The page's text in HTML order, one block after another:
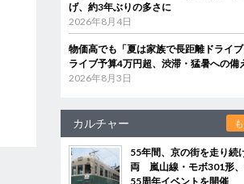
げ、約3年ぶりの多さに
2026年8月4日
物価高でも「夏は家族で長距離ドライ
ライブ予算4万円超、渋滞・猛暑への備
2026年8月3日
カルチャー
55年間、京の街を走り続
両 嵐山線・モボ301形
55周年イベントを開催